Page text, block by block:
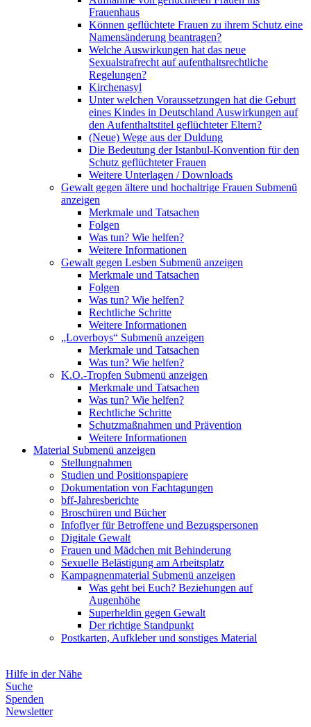
Frauenhaus
Können geflüchtete Frauen zu ihrem Schutz eine
Namensänderung beantragen?
Welche Auswirkungen hat das neue
Sexualstrafrecht auf aufenthaltsrechtliche
Regelungen?
Kirchenasyl
Unter welchen Voraussetzungen hat die Geburt
eines Kindes in Deutschland Auswirkungen auf
den Aufenthaltstitel geflüchteter Eltern?
(Neue) Wege aus der Duldung
Die Bedeutung der Istanbul-Konvention für den
Schutz geflüchteter Frauen
Weitere Unterlagen / Downloads
Gewalt gegen ältere und hochaltrige Frauen Submenü
anzeigen
Merkmale und Tatsachen
Folgen
Was tun? Wie helfen?
Weitere Informationen
Gewalt gegen Lesben Submenü anzeigen
Merkmale und Tatsachen
Folgen
Was tun? Wie helfen?
Rechtliche Schritte
Weitere Informationen
„Loverboys“ Submenü anzeigen
Merkmale und Tatsachen
Was tun? Wie helfen?
K.O.-Tropfen Submenü anzeigen
Merkmale und Tatsachen
Was tun? Wie helfen?
Rechtliche Schritte
Schutzmaßnahmen und Prävention
Weitere Informationen
Material Submenü anzeigen
Stellungnahmen
Studien und Positionspapiere
Dokumentation von Fachtagungen
bff-Jahresberichte
Broschüren und Bücher
Infoflyer für Betroffene und Bezugspersonen
Digitale Gewalt
Frauen und Mädchen mit Behinderung
Sexuelle Belästigung am Arbeitsplatz
Kampagnenmaterial Submenü anzeigen
Was geht bei Euch? Beziehungen auf
Augenhöhe
Superheldin gegen Gewalt
Der richtige Standpunkt
Postkarten, Aufkleber und sonstiges Material
Hilfe in der Nähe
Suche
Spenden
Newsletter